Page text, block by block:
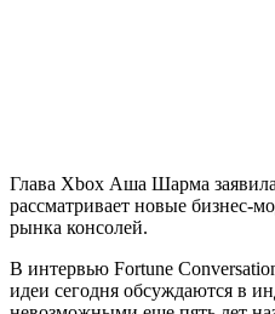
Глава Xbox Аша Шарма
рассматривает новые бизнес-
рынка консолей.
В интервью Fortune
идеи сегодня обсуждаются в